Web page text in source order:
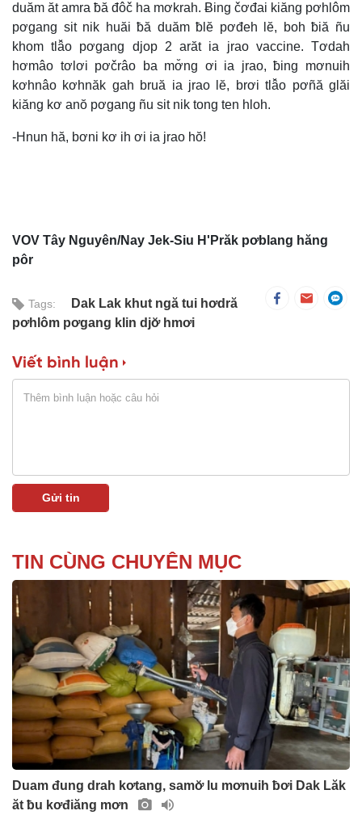
duăm ăt amra ƀă đôč ha mơkrah. Ƀing čơđai kiăng pơhlôm
pơgang sit nik huăi ƀă duăm ƀlĕ pơđeh lĕ, boh ƀiă ñu
khom tlâ̆o pơgang djop 2 arăt ia jrao vaccine. Tơdah
hơmâo tơlơi pơčrâo ba mơ̆ng ơi ia jrao, ƀing mơnuih
kơhnâo kơhnăk gah bruă ia jrao lĕ, brơi tlâ̆o pơñă glăi
kiăng kơ anŏ pơgang ñu sit nik tong ten hloh.
-Hnun hă, bơni kơ ih ơi ia jrao hŏ!
VOV Tây Nguyên/Nay Jek-Siu H'Prăk pơblang hăng
pôr
Tags:
Dak Lak khut ngă tui hơdră
pơhlôm pơgang klin djơ̆ hmơi
Viết bình luận
TIN CÙNG CHUYÊN MỤC
Duam đung drah kơtang, samơ̆ lu mơnuih ƀơi Dak Lăk
ăt ƀu kơđiăng mơn